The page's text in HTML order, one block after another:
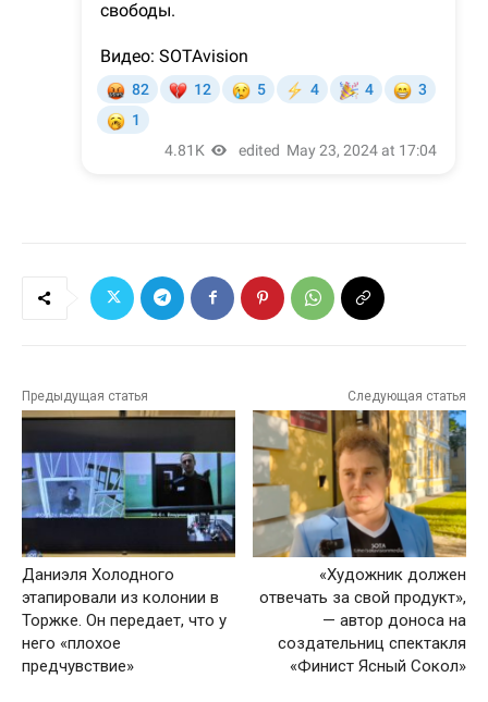
Предыдущая статья
Даниэля Холодного
этапировали из колонии в
Торжке. Он передает, что у
него «плохое
предчувствие»
Следующая статья
«Художник должен
отвечать за свой продукт»,
— автор доноса на
создательниц спектакля
«Финист Ясный Сокол»